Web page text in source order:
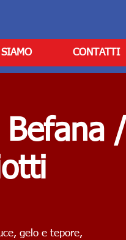
CONTATTI
Befana /
gelo e tepore,